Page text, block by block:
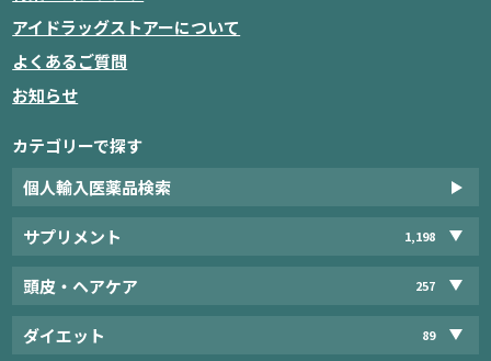
アイドラッグストアーについて
よくあるご質問
お知らせ
カテゴリーで探す
個人輸入医薬品検索
サプリメント 1,198
頭皮・ヘアケア 257
ダイエット 89